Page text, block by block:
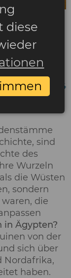
in
und
der
06 August 2024
sind
des
Wurzeln
die Wüsten
sondern
die
in Ägypten?
von der
sich über
Nordafrika,
haben.
diese